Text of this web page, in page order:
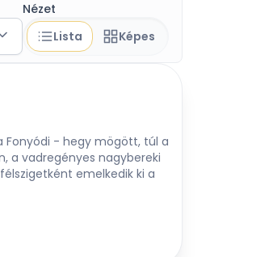
Nézet
Lista
Képes
Fonyódi - hegy mögött, túl a
a vadregényes nagybereki
emelkedik ki a